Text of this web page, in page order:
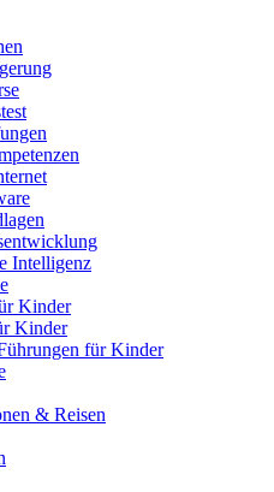
Intelligenz
Kinder
Kinder
für Kinder
& Reisen